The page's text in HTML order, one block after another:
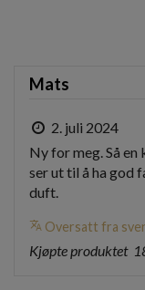
Mats
2. juli 2024
Ny for meg. Så
ser ut til å ha god
duft.
translate Oversatt fra
Kjøpte produktet